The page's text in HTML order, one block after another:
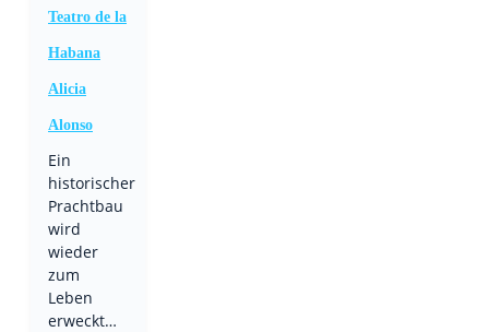
Teatro de la
Habana
Alicia
Alonso
Ein
historischer
Prachtbau
wird
wieder
zum
Leben
erweckt…